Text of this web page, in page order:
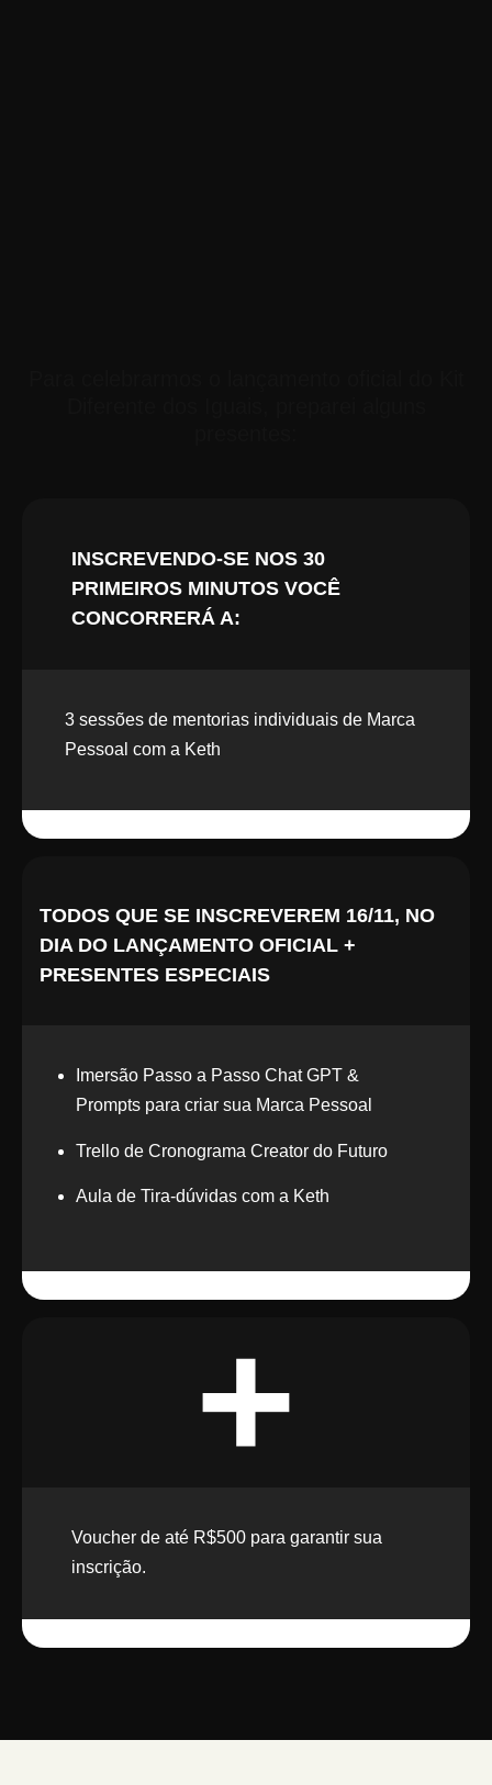
INSCREVENDO-SE NOS 30
PRIMEIROS MINUTOS VOCÊ
CONCORRERÁ A:
3 sessões de mentorias individuais de Marca
Pessoal com a Keth
TODOS QUE SE INSCREVEREM 16/11, NO
DIA DO LANÇAMENTO OFICIAL +
PRESENTES ESPECIAIS
Imersão Passo a Passo Chat GPT &
Prompts para criar sua Marca Pessoal
Trello de Cronograma Creator do Futuro
Aula de Tira-dúvidas com a Keth
+
Voucher de até R$500 para garantir sua
inscrição.